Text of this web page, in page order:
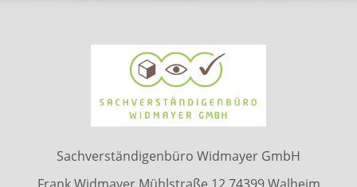
Sachverständigenbüro Widmayer GmbH